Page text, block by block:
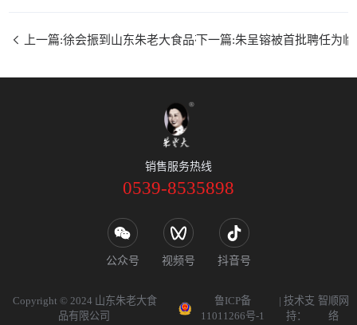
上一篇:徐会振到山东朱老大食品有限公司调研企业党建和项目
下一篇:朱呈镕被首批聘任为
销售服务热线
0539-8535898
公众号 视频号 抖音号
Copyright © 2024 山东朱老大食
品有限公司
鲁ICP备
11011266号-1
| 技术支
持：
智顺网
络